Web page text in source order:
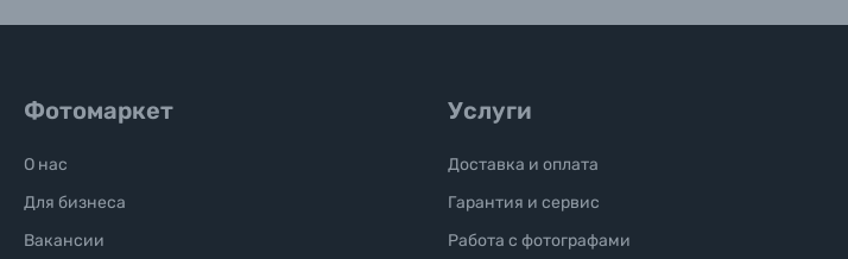
Фотомаркет
О нас
Для бизнеса
Вакансии
Услуги
Доставка и оплата
Гарантия и сервис
Работа с фотографами